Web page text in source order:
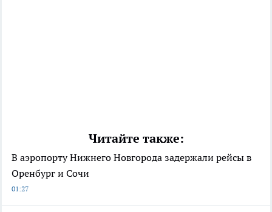
Читайте также:
В аэропорту Нижнего Новгорода задержали рейсы в
Оренбург и Сочи
01:27